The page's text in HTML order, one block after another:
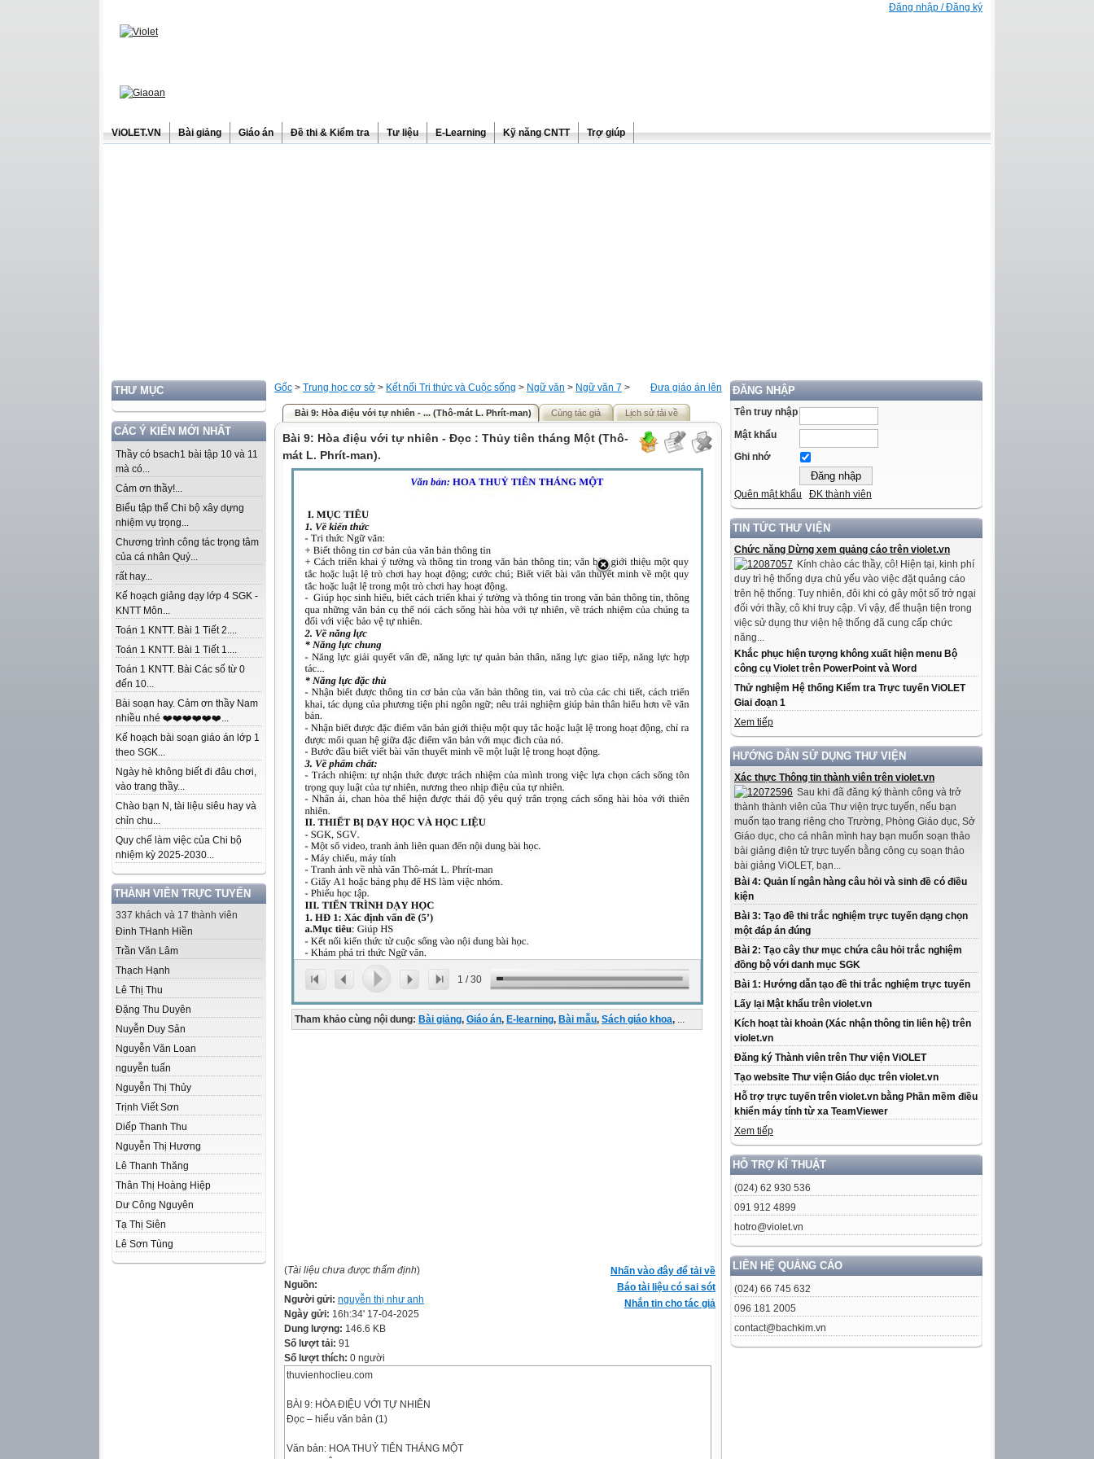
Đăng nhập / Đăng ký
ViOLET.VN Bài giảng Giáo án Đề thi & Kiểm tra Tư liệu E-Learning Kỹ năng CNTT Trợ giúp
THƯ MỤC
CÁC Ý KIẾN MỚI NHẤT
Thầy có bsach1 bài tập 10 và 11
mà có...
Cảm ơn thầy!...
Biểu tập thể Chi bộ xây dựng
nhiệm vụ trọng...
Chương trình công tác trọng tâm
của cá nhân Quý...
rất hay...
Kế hoạch giảng dạy lớp 4 SGK -
KNTT Môn...
Toán 1 KNTT. Bài 1 Tiết 2....
Toán 1 KNTT. Bài 1 Tiết 1....
Toán 1 KNTT. Bài Các số từ 0
đến 10...
Bài soạn hay. Cảm ơn thầy Nam
nhiều nhé ❤️❤️❤️❤️❤️❤️...
Kế hoạch bài soạn giáo án lớp 1
theo SGK...
Ngày hè không biết đi đâu chơi,
vào trang thầy...
Chào bạn N, tài liệu siêu hay và
chỉn chu...
Quy chế làm việc của Chi bộ
nhiệm kỳ 2025-2030...
THÀNH VIÊN TRỰC TUYẾN
337 khách và 17 thành viên
Đinh THanh Hiền
Trần Văn Lâm
Thạch Hạnh
Lê Thị Thu
Đặng Thu Duyên
Nuyễn Duy Sản
Nguyễn Văn Loan
nguyễn tuấn
Nguyễn Thị Thủy
Trịnh Viết Sơn
Diếp Thanh Thu
Nguyễn Thị Hương
Lê Thanh Thăng
Thân Thị Hoàng Hiệp
Dư Công Nguyên
Tạ Thị Siên
Lê Sơn Tùng
ĐĂNG NHẬP
Tên truy nhập
Mật khẩu
Ghi nhớ
Quên mật khẩu ĐK thành viên
TIN TỨC THƯ VIỆN
Chức năng Dừng xem quảng cáo trên violet.vn
Kính chào các thầy, cô! Hiện tại, kinh phí
duy trì hệ thống dựa chủ yếu vào việc đặt quảng cáo
trên hệ thống. Tuy nhiên, đôi khi có gây một số trở ngại
đối với thầy, cô khi truy cập. Vì vậy, để thuận tiện trong
việc sử dụng thư viện hệ thống đã cung cấp chức
năng...
Khắc phục hiện tượng không xuất hiện menu Bộ
công cụ Violet trên PowerPoint và Word
Thử nghiệm Hệ thống Kiểm tra Trực tuyến ViOLET
Giai đoạn 1
Xem tiếp
HƯỚNG DẪN SỬ DỤNG THƯ VIỆN
Xác thực Thông tin thành viên trên violet.vn
Sau khi đã đăng ký thành công và trở
thành thành viên của Thư viện trực tuyến, nếu bạn
muốn tạo trang riêng cho Trường, Phòng Giáo dục, Sở
Giáo dục, cho cá nhân mình hay bạn muốn soạn thảo
bài giảng điện tử trực tuyến bằng công cụ soạn thảo
bài giảng ViOLET, bạn...
Bài 4: Quản lí ngân hàng câu hỏi và sinh đề có điều
kiện
Bài 3: Tạo đề thi trắc nghiệm trực tuyến dạng chọn
một đáp án đúng
Bài 2: Tạo cây thư mục chứa câu hỏi trắc nghiệm
đồng bộ với danh mục SGK
Bài 1: Hướng dẫn tạo đề thi trắc nghiệm trực tuyến
Lấy lại Mật khẩu trên violet.vn
Kích hoạt tài khoản (Xác nhận thông tin liên hệ) trên
violet.vn
Đăng ký Thành viên trên Thư viện ViOLET
Tạo website Thư viện Giáo dục trên violet.vn
Hỗ trợ trực tuyến trên violet.vn bằng Phần mềm điều
khiển máy tính từ xa TeamViewer
Xem tiếp
HỖ TRỢ KĨ THUẬT
(024) 62 930 536
091 912 4899
hotro@violet.vn
LIÊN HỆ QUẢNG CÁO
(024) 66 745 632
096 181 2005
contact@bachkim.vn
Đưa giáo án lên
Gốc > Trung học cơ sở > Kết nối Tri thức và Cuộc sống > Ngữ văn > Ngữ văn 7 >
Bài 9: Hòa điệu với tự nhiên - ... (Thô-mát L. Phrít-man) Cùng tác giả Lịch sử tải về
Bài 9: Hòa điệu với tự nhiên - Đọc : Thủy tiên tháng Một (Thô-
mát L. Phrít-man).
1 /30
Tham khảo cùng nội dung: Bài giảng, Giáo án, E-learning, Bài mẫu, Sách giáo khoa, ...
Nhấn vào đây để tải về
Báo tài liệu có sai sót
Nhắn tin cho tác giả
(Tài liệu chưa được thẩm định)
Nguồn:
Người gửi: nguyễn thị như anh
Ngày gửi: 16h:34' 17-04-2025
Dung lượng: 146.6 KB
Số lượt tải: 91
Số lượt thích: 0 người
thuvienhoclieu.com
BÀI 9: HÒA ĐIỆU VỚI TỰ NHIÊN
Đọc – hiểu văn bản (1)
Văn bản: HOA THUỶ TIÊN THÁNG MỘT